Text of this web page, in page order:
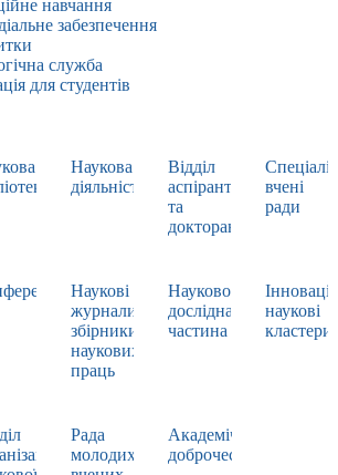
навчання
забезпечення
служба
для студентів
Наукова
діяльність
Відділ
аспірантури
та
докторантури
вчені
ради
Наукові
журнали,
збірники
наукових
праць
Науково-
дослідна
частина
наукові
кластери
Рада
молодих
Академічна
доброчесність